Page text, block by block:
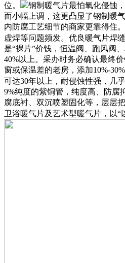
位。
钢制暖气片最怕氧化侵蚀
而小幅上调，这更凸显了钢制暖
内防腐工艺细节的商家更靠得住
虚焊等问题频发。优良暖气片焊
是“裸片”价钱，恒温阀、跑风阀
40%以上。采办时务必确认最终
窗或保温差的老房，添加10%-
可达30年以上，耐侵蚀性强，几
9%纯度的紫铜管，纯度高、防
腐底衬、双沉喷塑固化等，层层
卫浴暖气片及艺术型暖气片，以“